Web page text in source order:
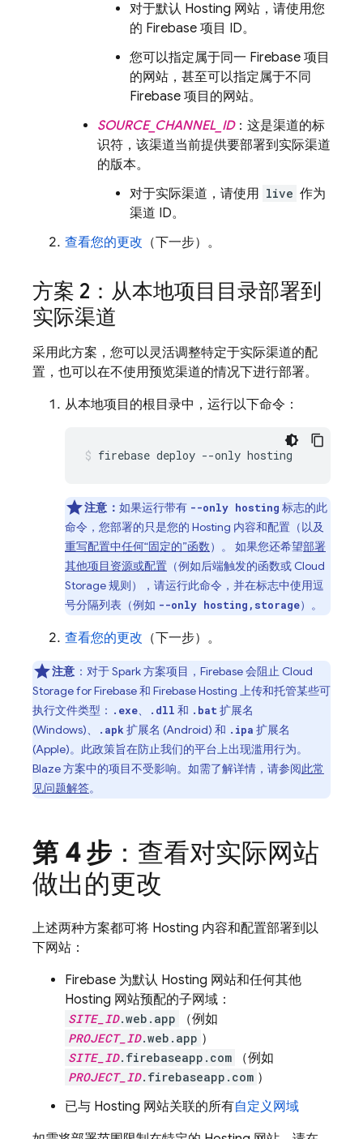
对于默认 Hosting 网站，请使用您
的 Firebase 项目 ID。
您可以指定属于同一 Firebase 项目
的网站，甚至可以指定属于不同
Firebase 项目的网站。
SOURCE_CHANNEL_ID：这是渠道的标
识符，该渠道当前提供要部署到实际渠道
的版本。
对于实际渠道，请使用 live 作为
渠道 ID。
查看您的更改 （下一步）。
方案 2：从本地项目目录部署到
实际渠道
采用此方案，您可以灵活调整特定于实际渠道的配
置，也可以在不使用预览渠道的情况下进行部署。
从本地项目的根目录中，运行以下命令：
firebase deploy --only hosting
注意： 如果运行带有 --only hosting 标志的此
命令，您部署的只是您的 Hosting 内容和配置（以及
重写配置中任何“固定的”函数）。 如果您还希望部署
其他项目资源或配置 （例如后端触发的函数或 Cloud
Storage规则），请运行此命令，并在标志中使用逗
号分隔列表（例如 --only hosting,storage）。
查看您的更改 （下一步）。
注意 ：对于 Spark 方案项目，Firebase 会阻止 Cloud
Storage for Firebase和 Firebase Hosting 上传和托管某些可
执行文件类型： .exe、 .dll 和 .bat 扩展名
(Windows)、
.apk 扩展名 (Android) 和 .ipa 扩展名
(Apple)。此政策旨在防止我们的平台上出现滥用行为。
Blaze 方案中的项目不受影响。如需了解详情，请参阅此常
见问题解答。
第 4 步 ：查看对实际网站
做出的更改
上述两种方案都可将 Hosting 内容和配置部署到以
下网站：
Firebase 为默认 Hosting 网站和任何其他
Hosting 网站预配的子网域：
SITE_ID.web.app （例如
PROJECT_ID.web.app ）
SITE_ID.firebaseapp.com （例如
PROJECT_ID.firebaseapp.com ）
已与 Hosting 网站关联的所有自定义网域